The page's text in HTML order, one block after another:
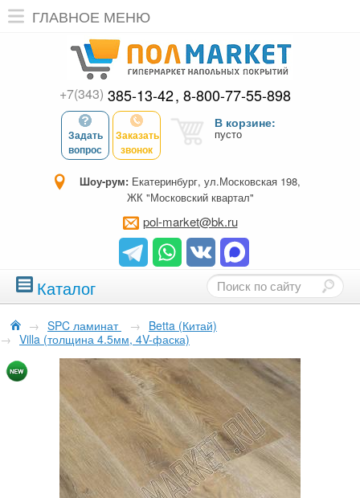
ГЛАВНОЕ МЕНЮ
+7(343) 385-13-42 8-800-77-55-898
Задать
вопрос
Заказать
звонок
В корзине:
пусто
Шоу-рум: Екатеринбург, ул.Московская 198,
ЖК "Московский квартал"
pol-market@bk.ru
Каталог
→ SPC ламинат → Betta (Китай)
→ Villa (толщина 4.5мм, 4V-фаска)